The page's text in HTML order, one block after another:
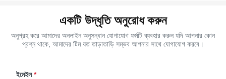
একটি উদ্ধৃতি অনুরোধ করুন
অনুগ্রহ করে আমাদের অনলাইন অনুসন্ধান যোগাযোগ ফর্মটি ব্যবহার করুন যদি আপনার কোন
প্রশ্ন থাকে, আমাদের টিম যত তাড়াতাড়ি সম্ভব আপনার সাথে যোগাযোগ করবে।
ইমেইল *